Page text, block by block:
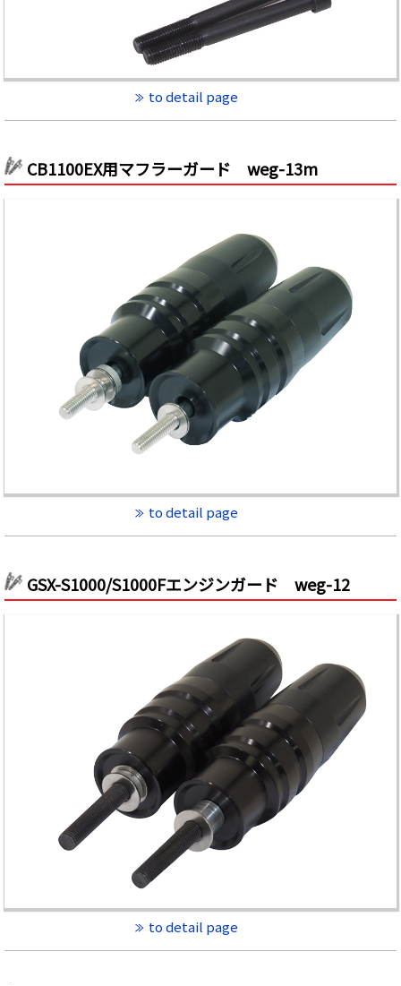
to detail page
CB1100EX用マフラーガード weg-13m
to detail page
GSX-S1000/S1000Fエンジンガード weg-12
to detail page